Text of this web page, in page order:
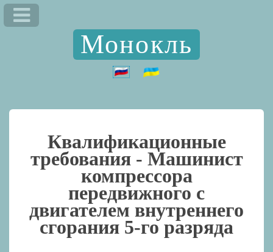
Монокль
Квалификационные
требования - Машинист
компрессора
передвижного с
двигателем внутреннего
сгорания 5-го разряда